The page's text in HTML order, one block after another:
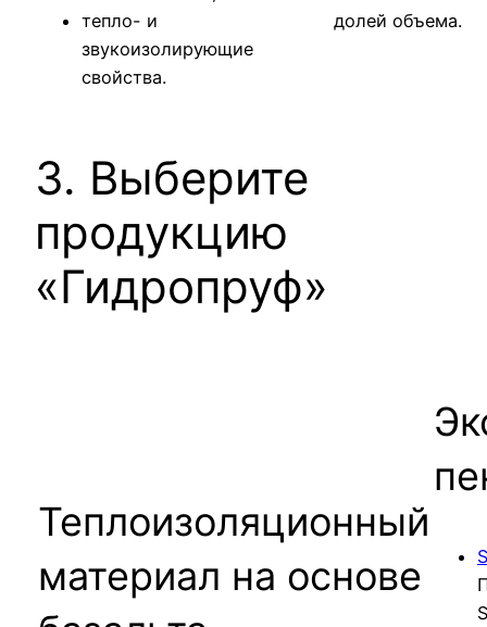
тепло- и
звукоизолирующие
свойства.
долей объема.
3. Выберите
продукцию
«Гидропруф»
Теплоизоляционный
материал на основе